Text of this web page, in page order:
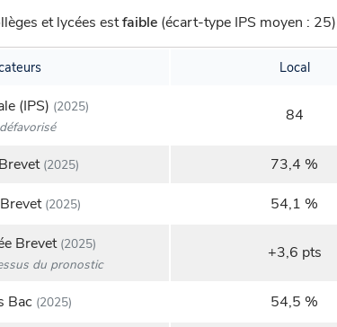
et lycées estfaible (écart-type IPS moyen :
Local
(IPS) (2025)
84
(2025) 73,4 %
(2025) 54,1 %
Brevet(2025)
du pronostic
+3,6 pts
Bac (2025) 54,5 %